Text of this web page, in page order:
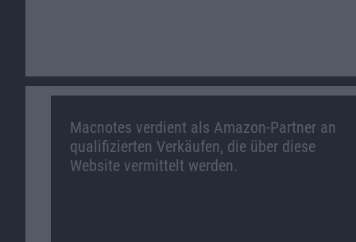
Macnotes verdient als Amazon-Partner an
qualifizierten Verkäufen, die über diese
Website vermittelt werden.